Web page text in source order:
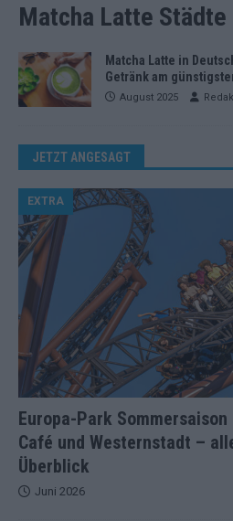
Matcha Latte Städte
Matcha Latte in
Getränk am
August 2025
JETZT ANGESAGT
Europa-Park
Café und Westernstadt –
Überblick
EXTRA
Juni 2026